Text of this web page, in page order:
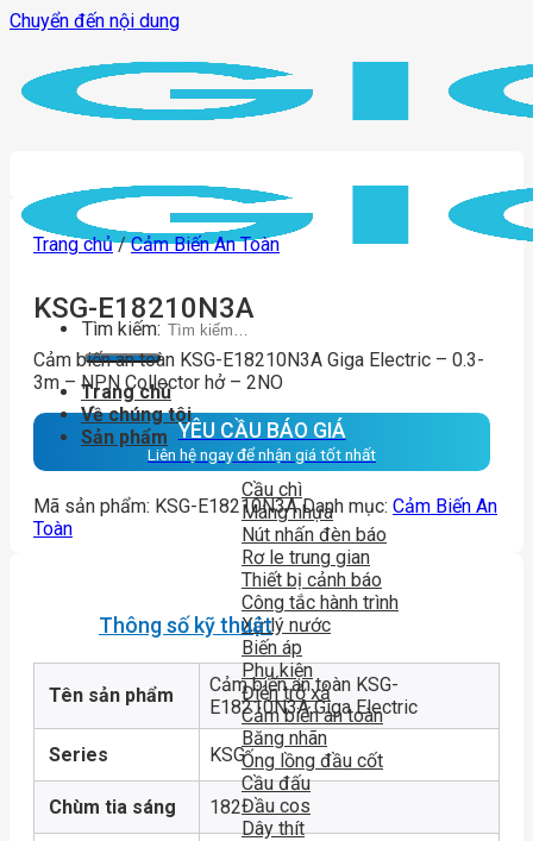
Chuyển đến nội dung
Tìm kiếm:
Trang chủ
Về chúng tôi
Sản phẩm
Cầu chì
Máng nhựa
Nút nhấn đèn báo
Rơ le trung gian
Thiết bị cảnh báo
Công tắc hành trình
Xử lý nước
Biến áp
Phụ kiện
Điện trở xả
Cảm biến an toàn
Băng nhãn
Ống lồng đầu cốt
Cầu đấu
Đầu cos
Dây thít
Trang chủ / Cảm Biến An Toàn
KSG-E18210N3A
Cảm biến an toàn KSG-E18210N3A Giga Electric – 0.3-
3m – NPN Collector hở – 2NO
YÊU CẦU BÁO GIÁ
Liên hệ ngay để nhận giá tốt nhất
Mã sản phẩm: KSG-E18210N3A Danh mục: Cảm Biến An
Toàn
Thông số kỹ thuật
Tên sản phẩm
Cảm biến an toàn KSG-
E18210N3A Giga Electric
Series KSG
Chùm tia sáng 182